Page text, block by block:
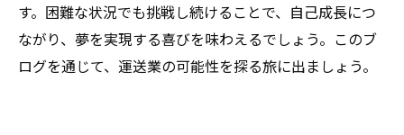
す。困難な状況でも挑戦し続けることで、自己成長につ
ながり、夢を実現する喜びを味わえるでしょう。このブ
ログを通じて、運送業の可能性を探る旅に出ましょう。